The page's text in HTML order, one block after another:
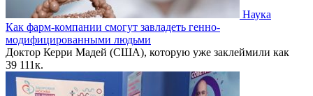
Наука
Как фарм-компании смогут завладеть генно-
модифицированными людьми
Доктор Керри Мадей (США), которую уже заклеймили как
39 111к.